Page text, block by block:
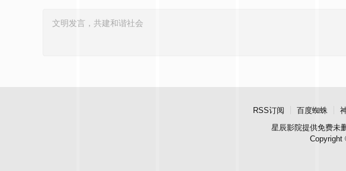
RSS订阅 百度蜘蛛
星辰影院提供免费未
Copyright